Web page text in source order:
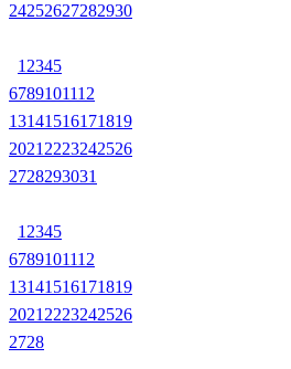
24252627282930
12345
6789101112
13141516171819
20212223242526
2728293031
12345
6789101112
13141516171819
20212223242526
2728